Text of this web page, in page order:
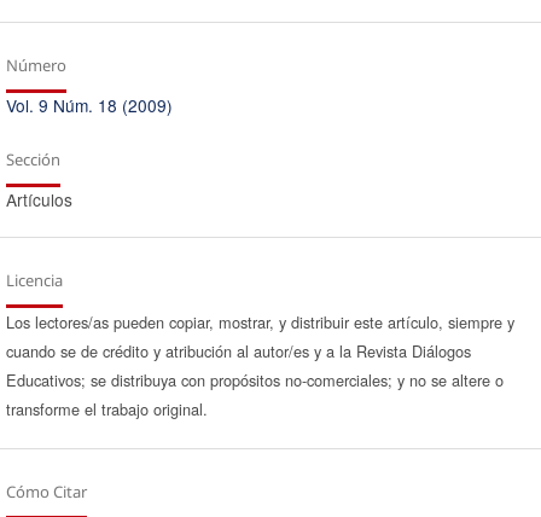
Número
Vol. 9 Núm. 18 (2009)
Sección
Artículos
Licencia
Los lectores/as pueden copiar, mostrar, y distribuir este artículo, siempre y
cuando se de crédito y atribución al autor/es y a la Revista Diálogos
Educativos; se distribuya con propósitos no-comerciales; y no se altere o
transforme el trabajo original.
Cómo Citar